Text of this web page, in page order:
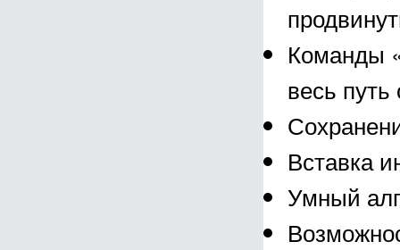
Команды
весь
Вставка
Умный